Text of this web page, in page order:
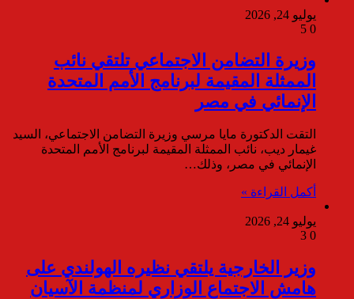
يوليو 24, 2026
0
وزيرة التضامن الاجتماعي تلتقي نائب
الممثلة المقيمة لبرنامج الأمم المتحدة
الإنمائي في مصر
التقت الدكتورة مايا مرسي وزيرة التضامن الاجتماعي، السيد
غيمار ديب، نائب الممثلة المقيمة لبرنامج الأمم المتحدة
الإنمائي في مصر، وذلك…
أكمل القراءة »
يوليو 24, 2026
0
وزير الخارجية يلتقي نظيره الهولندي على
هامش الاجتماع الوزاري لمنظمة الآسيان